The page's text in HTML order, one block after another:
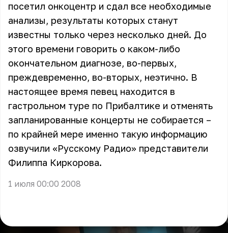
посетил онкоцентр и сдал все необходимые
анализы, результаты которых станут
известны только через несколько дней. До
этого времени говорить о каком-либо
окончательном диагнозе, во-первых,
преждевременно, во-вторых, неэтично. В
настоящее время певец находится в
гастрольном туре по Прибалтике и отменять
запланированные концерты не собирается –
по крайней мере именно такую информацию
озвучили «Русскому Радио» представители
Филиппа Киркорова.
1 июля 00:00 2008